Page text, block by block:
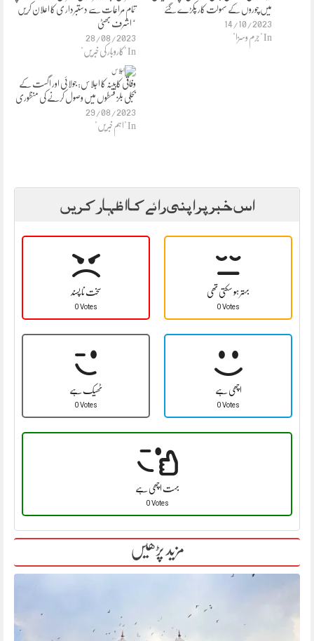
تمام مراعات سے دستبردار ی کا اعلان کریں
‘ اشرف بھٹی
28/08/2023
In "کاروبار کی خبریں"
میں چوروں کے سہولت کار پکڑے گئے
14/10/2023
In "جرم وسزا"
وفاقی کابینہ کا اجلاس: جولائی اور اگست کے
بجلی بلز قسطوں میں وصول کرنے کی منظوری
29/08/2023
In "اہم خبریں"
اس خبر پر اپنی رائے کا اظہار کریں
سخت نا پسند
0 Votes
بہتر ہو سکتی تھی
0 Votes
ٹھیک ہے
0 Votes
اچھی ہے
0 Votes
بہت اچھی ہے
0 Votes
مزید پڑھیں